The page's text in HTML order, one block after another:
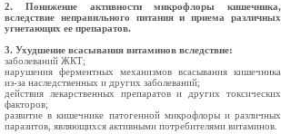
2. Понижение активности микрофлоры кишечника,
вследствие неправильного питания и приема различных
угнетающих ее препаратов.
3. Ухудшение всасывания витаминов вследствие:
заболеваний ЖКТ;
нарушения ферментных механизмов всасывания кишечника
из-за наследственных и других заболеваний;
действия лекарственных препаратов и других токсических
факторов;
развитие в кишечнике патогенной микрофлоры и различных
паразитов, являющихся активными потребителями витаминов.